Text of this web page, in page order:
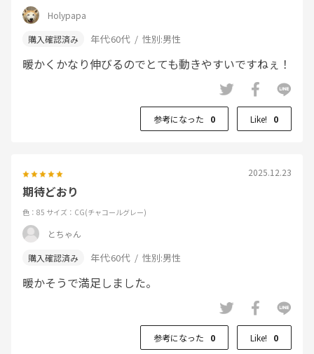
Holypapa
年代:60代 性別:男性
暖かくかなり伸びるのでとても動きやすいですねぇ！
参考になった 0 Like! 0
2025.12.23
期待どおり
色：85 サイズ：CG(チャコールグレー)
とちゃん
年代:60代 性別:男性
暖かそうで満足しました。
参考になった 0 Like! 0